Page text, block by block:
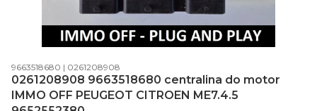
Código do produto
9663518680 Código do fabricante
0261208908
0261208908 9663518680 centralina do motor
IMMO OFF PEUGEOT CITROEN ME7.4.5